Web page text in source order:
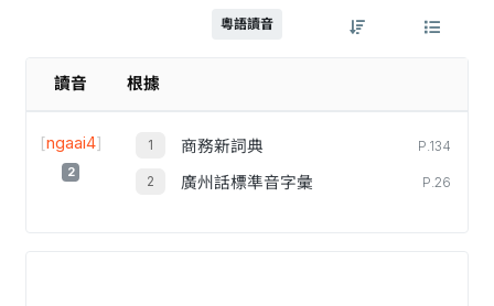
粵語讀音
讀音 根據
[ngaai4]
2
商務新詞典 P.134
廣州話標準音字彙 P.26